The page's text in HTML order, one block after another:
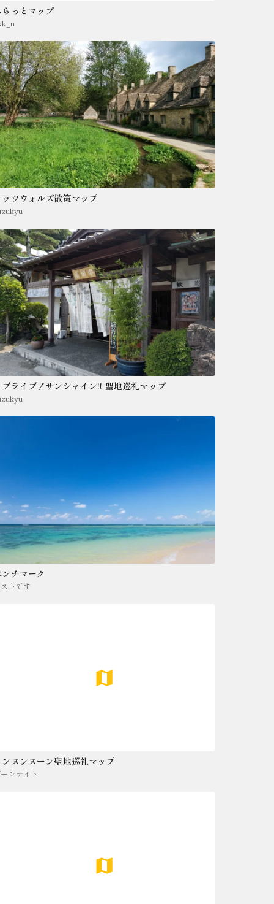
らっとマップ
ッツウォルズ散策マップ
ブライブ！サンシャイン!! 聖地巡礼マップ
チマーク
トです
ンヌンヌーン聖地巡礼マップ
ンナイト